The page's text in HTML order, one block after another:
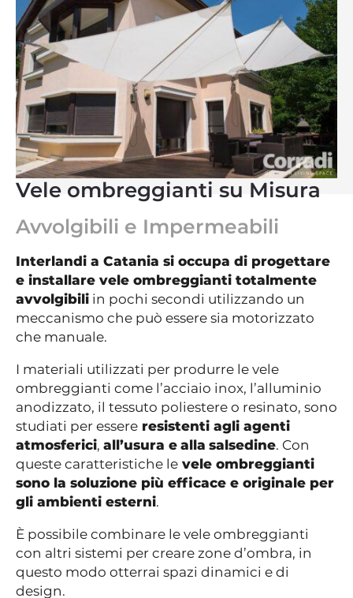
Vele ombreggianti su Misura
Avvolgibili e Impermeabili
Interlandi a Catania si occupa di progettare
e installare vele ombreggianti totalmente
avvolgibili in pochi secondi utilizzando un
meccanismo che può essere sia motorizzato
che manuale.
I materiali utilizzati per produrre le vele
ombreggianti come l’acciaio inox, l’alluminio
anodizzato, il tessuto poliestere o resinato, sono
studiati per essere resistenti agli agenti
atmosferici, all’usura e alla salsedine. Con
queste caratteristiche le vele ombreggianti
sono la soluzione più efficace e originale per
gli ambienti esterni.
È possibile combinare le vele ombreggianti
con altri sistemi per creare zone d’ombra, in
questo modo otterrai spazi dinamici e di
design.